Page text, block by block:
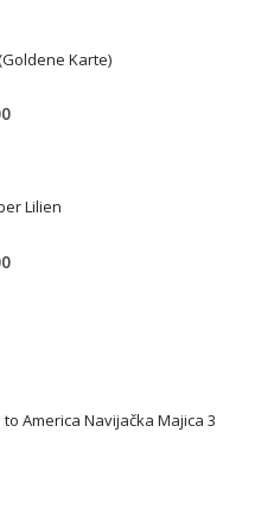
Karte)
Preisspanne:
Lilien
Preisspanne:
America Navijačka Majica 3